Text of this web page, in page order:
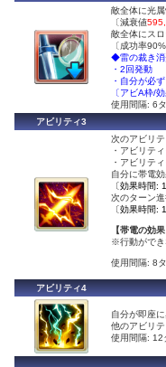
敵全体に光
〔減衰値
敵全体にス
〔成功率90%
◆雷の裁き消
・2回発動
・自分が必
〔アビA枠/
使用間隔: 6
アビリティ3
次のアビリ
・アビリテ
・アビリテ
自分に帯電
〔効果時間:
次のターン
〔効果時間:
【帯電の効果
※行動ができ
使用間隔: 8
アビリティ4
自分が即座
他のアビリ
使用間隔: 12